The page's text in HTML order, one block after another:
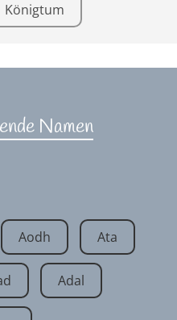
Königtum
Namen
Aodh Ata
Adal